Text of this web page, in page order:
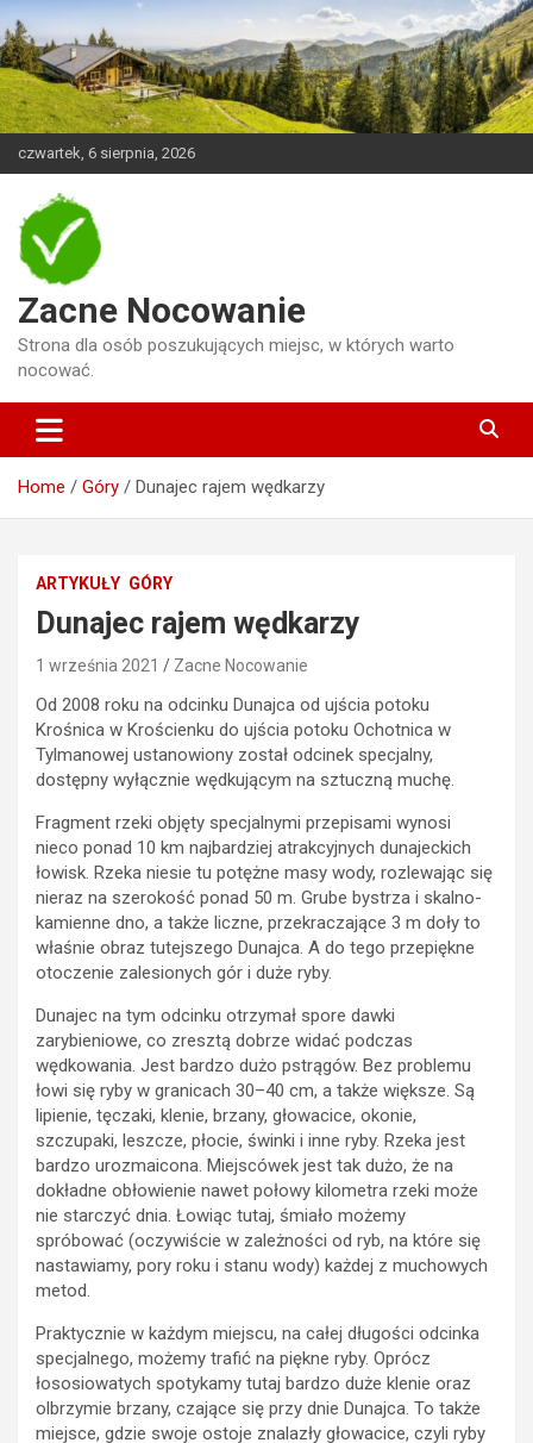
Skip
to
content
czwartek, 6 sierpnia, 2026
Zacne Nocowanie
Strona dla osób poszukujących miejsc, w których warto
nocować.
Home Góry Dunajec rajem wędkarzy
ARTYKUŁY GÓRY
Dunajec rajem wędkarzy
1 września 2021 Zacne Nocowanie
Od 2008 roku na odcinku Dunajca od ujścia potoku
Krośnica w Krościenku do ujścia potoku Ochotnica w
Tylmanowej ustanowiony został odcinek specjalny,
dostępny wyłącznie wędkującym na sztuczną muchę.
Fragment rzeki objęty specjalnymi przepisami wynosi
nieco ponad 10 km najbardziej atrakcyjnych dunajeckich
łowisk. Rzeka niesie tu potężne masy wody, rozlewając się
nieraz na szerokość ponad 50 m. Grube bystrza i skalno-
kamienne dno, a także liczne, przekraczające 3 m doły to
właśnie obraz tutejszego Dunajca. A do tego przepiękne
otoczenie zalesionych gór i duże ryby.
Dunajec na tym odcinku otrzymał spore dawki
zarybieniowe, co zresztą dobrze widać podczas
wędkowania. Jest bardzo dużo pstrągów. Bez problemu
łowi się ryby w granicach 30–40 cm, a także większe. Są
lipienie, tęczaki, klenie, brzany, głowacice, okonie,
szczupaki, leszcze, płocie, świnki i inne ryby. Rzeka jest
bardzo urozmaicona. Miejscówek jest tak dużo, że na
dokładne obłowienie nawet połowy kilometra rzeki może
nie starczyć dnia. Łowiąc tutaj, śmiało możemy
spróbować (oczywiście w zależności od ryb, na które się
nastawiamy, pory roku i stanu wody) każdej z muchowych
metod.
Praktycznie w każdym miejscu, na całej długości odcinka
specjalnego, możemy trafić na piękne ryby. Oprócz
łososiowatych spotykamy tutaj bardzo duże klenie oraz
olbrzymie brzany, czające się przy dnie Dunajca. To także
miejsce, gdzie swoje ostoje znalazły głowacice, czyli ryby